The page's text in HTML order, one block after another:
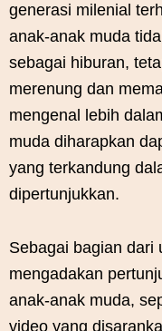
generasi milenial
anak-anak muda
sebagai hiburan,
merenung dan
mengenal lebih
muda diharapkan
yang terkandung
dipertunjukkan.
Sebagai bagian dari
mengadakan
anak-anak muda,
video yang